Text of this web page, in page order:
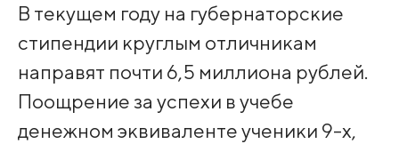
В текущем году на губернаторские
стипендии круглым отличникам
направят почти 6,5 миллиона рублей.
Поощрение за успехи в учебе
денежном эквиваленте ученики 9-х,